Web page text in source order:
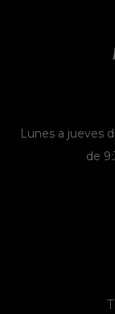
Lunes a jueves
de